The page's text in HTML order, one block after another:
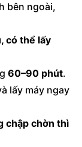
bên ngoài,
có thể lấy
60–90 phút.
lấy máy ngay
chập chờn thì